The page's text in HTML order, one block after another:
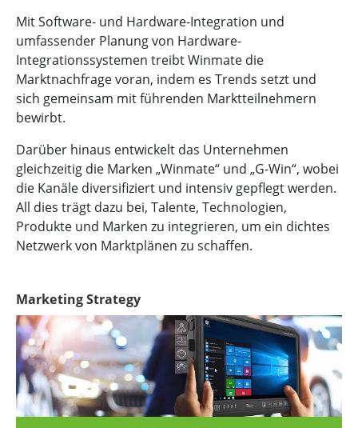
Mit Software- und Hardware-Integration und
umfassender Planung von Hardware-
Integrationssystemen treibt Winmate die
Marktnachfrage voran, indem es Trends setzt und
sich gemeinsam mit führenden Marktteilnehmern
bewirbt.
Darüber hinaus entwickelt das Unternehmen
gleichzeitig die Marken „Winmate“ und „G-Win“, wobei
die Kanäle diversifiziert und intensiv gepflegt werden.
All dies trägt dazu bei, Talente, Technologien,
Produkte und Marken zu integrieren, um ein dichtes
Netzwerk von Marktplänen zu schaffen.
Marketing Strategy